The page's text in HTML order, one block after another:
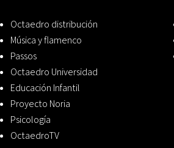
Octaedro distribución
Música y flamenco
Passos
Octaedro Universidad
Educación Infantil
Proyecto Noria
Psicología
OctaedroTV